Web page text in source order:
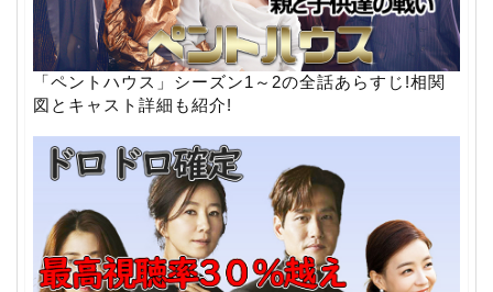
「ペントハウス」シーズン1～2の全話あらすじ!相関
図とキャスト詳細も紹介!